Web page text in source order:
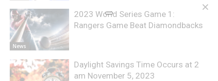
News
2023 World Series Game 1:
Rangers Game Beat Diamondbacks
Daylight Savings Time Occurs at 2
am November 5, 2023